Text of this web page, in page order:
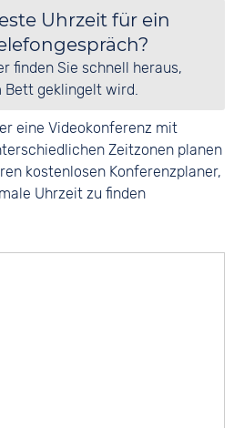
Uhrzeit für ein
finden Sie schnell heraus,
Bett geklingelt wird.
eine Videokonferenz mit
Zeitzonen planen
kostenlosen Konferenzplaner,
Uhrzeit zu finden
Orte entfernen sie
neben dem Ort. Per Klick
Sie alle Orte auf